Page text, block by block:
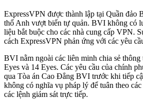
ExpressVPN được thành lập tại Quần đảo
thổ Anh vượt biển tự quản. BVI không có
liệu bắt buộc cho các nhà cung cấp VPN.
cách ExpressVPN phản ứng với các yêu
BVI nằm ngoài các liên minh chia sẻ
Eyes và 14 Eyes. Các yêu cầu của chính
qua Tòa án Cao Đẳng BVI trước khi tiếp
không có nghĩa vụ pháp lý để tuân theo
các lệnh giám sát trực tiếp.